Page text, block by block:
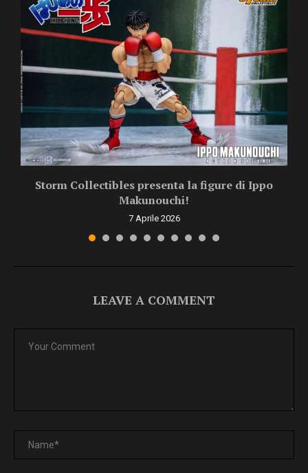
Storm Collectibles presenta la figure di Ippo
Makunouchi!
7 Aprile 2026
LEAVE A COMMENT